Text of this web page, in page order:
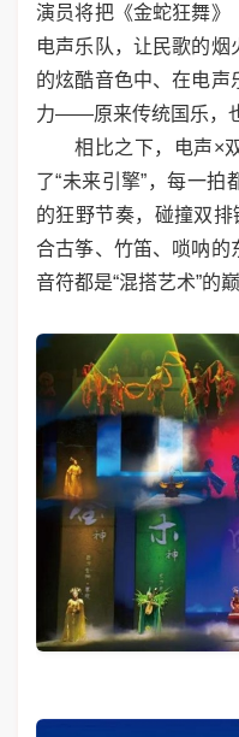
演员将把《金蛇狂舞》
电声乐队，让民歌的
的炫酷音色中、在电声
力——原来传统国乐，也
相比之下，电声×
了“未来引擎”，每一拍
的狂野节奏，碰撞双排
合古筝、竹笛、唢呐
音符都是“混搭艺术”的